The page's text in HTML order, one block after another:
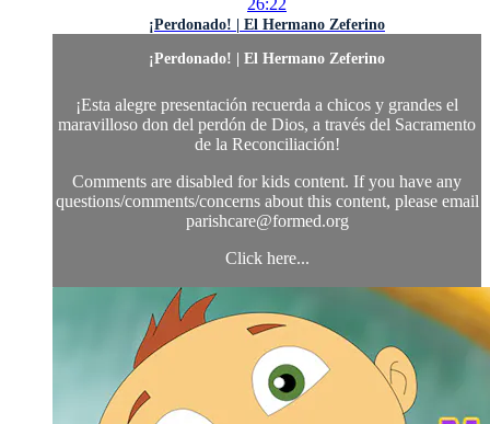
26:22
¡Perdonado! | El Hermano Zeferino
¡Perdonado! | El Hermano Zeferino
¡Esta alegre presentación recuerda a chicos y grandes el
maravilloso don del perdón de Dios, a través del Sacramento
de la Reconciliación!
Comments are disabled for kids content. If you have any
questions/comments/concerns about this content, please email
parishcare@formed.org
Click here...